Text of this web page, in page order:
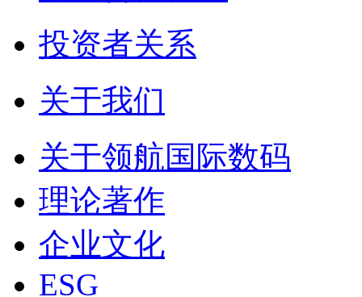
投资者关系
关于我们
关于领航国际数码
理论著作
企业文化
ESG